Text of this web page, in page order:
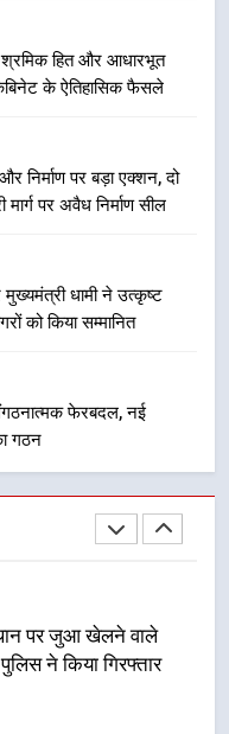
श्रमिक हित और आधारभूत
के ऐतिहासिक फैसले
निर्माण पर बड़ा एक्शन, दो
पर अवैध निर्माण सील
मुख्यमंत्री धामी ने उत्कृष्ट
को किया सम्मानित
फेरबदल, नई
गठन
सर्वोच्च प्राथमिकता, आने
पदों पर की जाएगी
आर्थिक कॉरिडोर से जुड़ी
बाईपास परियोजना
मानकों से कोई समझौता
01 सितंबर से सजेगा
राज्य स्तर तक होगा
ने किया गिरफ्तार
शिक्षा, श्रमिक हित
को नई गति : धामी
फैसले